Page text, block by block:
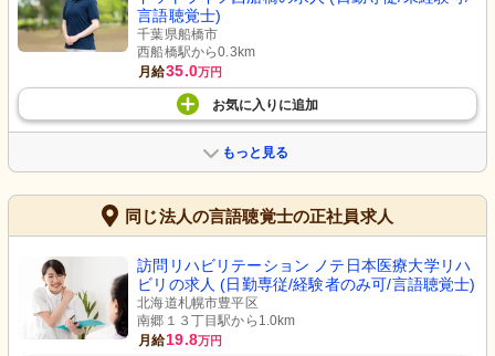
言語聴覚士)
千葉県船橋市
西船橋駅から0.3km
月給35.0万円
お気に入り に追加
もっと見る
同じ法人の言語聴覚士の正社員求人
訪問リハビリテーション ノテ日本医療大学リハ
ビリの求人 (日勤専従/経験者のみ可/言語聴覚士)
北海道札幌市豊平区
南郷１３丁目駅から1.0km
月給19.8万円